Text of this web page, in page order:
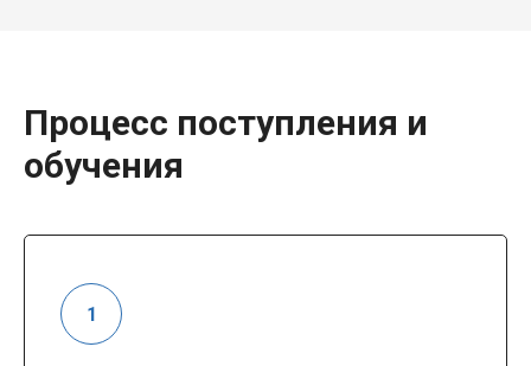
Процесс поступления и
обучения